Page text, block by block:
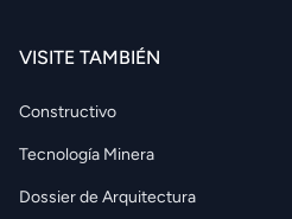
VISITE TAMBIÉN
Constructivo
Tecnología Minera
Dossier de Arquitectura